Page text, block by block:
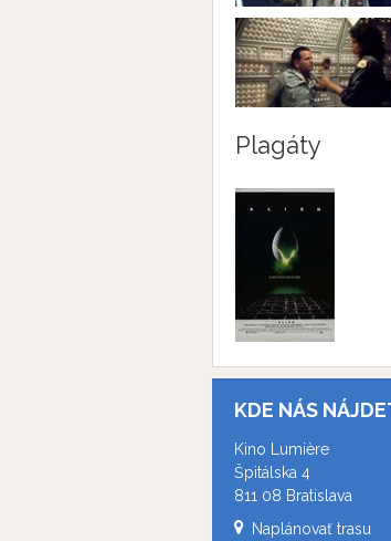
Plagáty
KDE NÁS
Kino Lumière
Špitálska 4
811 08 Bratislava
Naplánovať trasu